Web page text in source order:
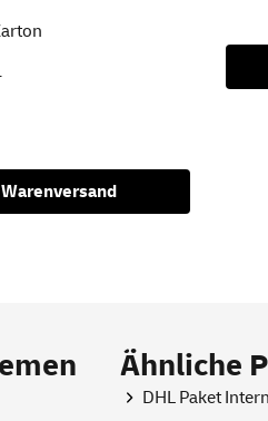
Ähnliche
DHL Paket